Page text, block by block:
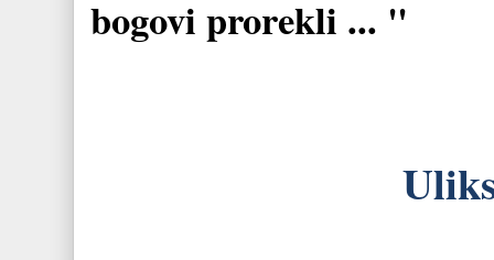
bogovi prorekli ... "